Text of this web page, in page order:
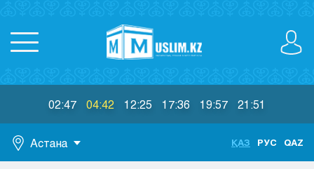
02:47 04:42 12:25 17:36 19:57 21:51
Астана ҚАЗ РУС QAZ